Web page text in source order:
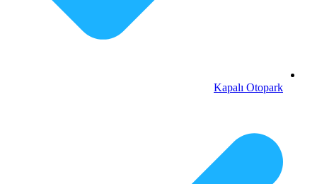
Kapalı Otopark